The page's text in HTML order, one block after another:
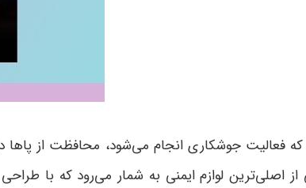
فعالیت جوشکاری انجام می‌شود، محافظت از پاها
اصلی‌ترین لوازم ایمنی به شمار می‌رود که با